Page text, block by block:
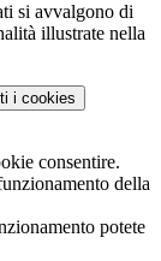
si avvalgono di
illustrate nella
i cookies
consentire.
della
potete